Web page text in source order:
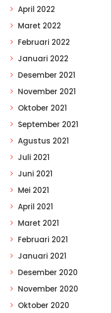
April 2022
Maret 2022
Februari 2022
Januari 2022
Desember 2021
November 2021
Oktober 2021
September 2021
Agustus 2021
Juli 2021
Juni 2021
Mei 2021
April 2021
Maret 2021
Februari 2021
Januari 2021
Desember 2020
November 2020
Oktober 2020